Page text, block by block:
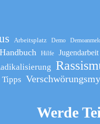
Arbeitsplatz Demo
Handbuch Hilfe Jugendarbeit
Tipps
Werde